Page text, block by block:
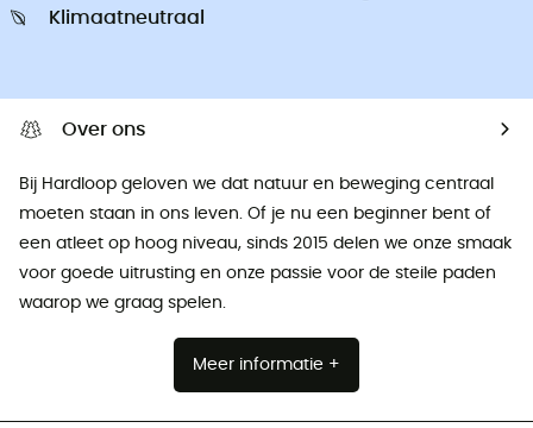
Klimaatneutraal
Over ons
Bij Hardloop geloven we dat natuur en beweging centraal
moeten staan ​​in ons leven. Of je nu een beginner bent of
een atleet op hoog niveau, sinds 2015 delen we onze smaak
voor goede uitrusting en onze passie voor de steile paden
waarop we graag spelen.
Meer informatie +